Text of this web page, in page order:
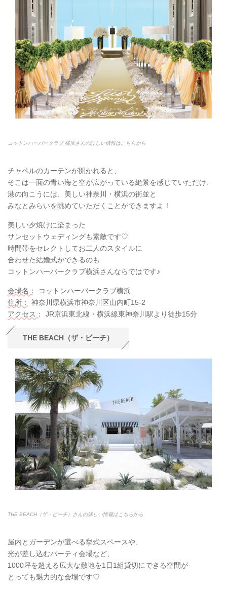
コットンハーバークラブ 横浜さんの詳しい情報はこちらから
チャペルのカーテンが開かれると、
そこは一面の青い海と空が広がっている絶景を感じていただけ、
港の向こうには、美しい神奈川・横浜の街並と
みなとみらいを眺めていただくことができますよ！
美しい夕焼けに染まった
サンセットウェディングも素敵です♡
時間帯をセレクトしてお二人のスタイルに
合わせた結婚式ができるのも
コットンハーバークラブ横浜さんならではです♪
会場名：
コットンハーバークラブ横浜
住所：
神奈川県横浜市神奈川区山内町15-2
アクセス：
JR京浜東北線・横浜線東神奈川駅より徒歩15分
THE BEACH（ザ・ビーチ）
THE BEACH（ザ・ビーチ）さんの詳しい情報はこちらから
屋内とガーデンが選べる挙式スペースや、
光が差し込むパーティ会場など、
1000坪を超える広大な敷地を1日1組貸切にできる空間が
とっても魅力的な会場です♡